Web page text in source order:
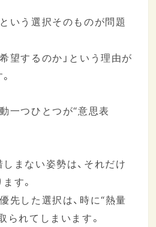
いう選択そのものが問題
望するのか」という理由が
一つひとつが“意思表
まない姿勢は、それだけ
す。
先した選択は、時に“熱量
られてしまいます。